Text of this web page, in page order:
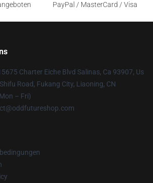
PayPal / MasterCard / Visa
Charter Eiche Blvd Salinas, Ca 93907, Us
Road, Fukang City, Liaoning, CN
– Fri)